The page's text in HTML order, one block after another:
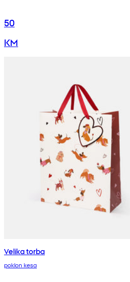
50
KM
Velika torba
poklon kesa